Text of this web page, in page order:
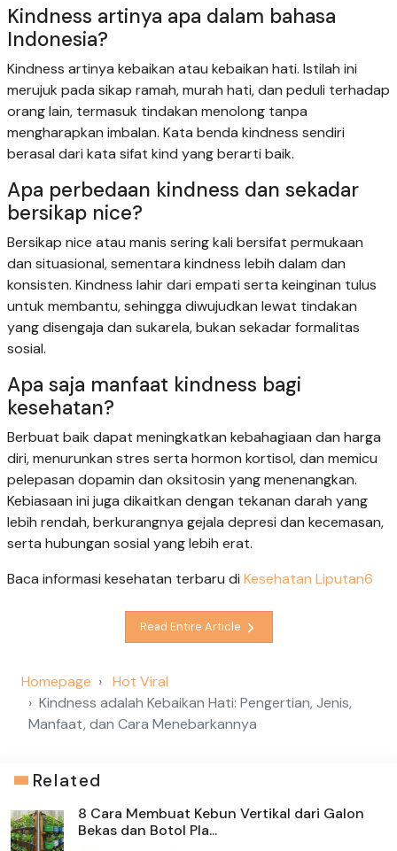
Kindness artinya apa dalam bahasa
Indonesia?
Kindness artinya kebaikan atau kebaikan hati. Istilah ini
merujuk pada sikap ramah, murah hati, dan peduli terhadap
orang lain, termasuk tindakan menolong tanpa
mengharapkan imbalan. Kata benda kindness sendiri
berasal dari kata sifat kind yang berarti baik.
Apa perbedaan kindness dan sekadar
bersikap nice?
Bersikap nice atau manis sering kali bersifat permukaan
dan situasional, sementara kindness lebih dalam dan
konsisten. Kindness lahir dari empati serta keinginan tulus
untuk membantu, sehingga diwujudkan lewat tindakan
yang disengaja dan sukarela, bukan sekadar formalitas
sosial.
Apa saja manfaat kindness bagi
kesehatan?
Berbuat baik dapat meningkatkan kebahagiaan dan harga
diri, menurunkan stres serta hormon kortisol, dan memicu
pelepasan dopamin dan oksitosin yang menenangkan.
Kebiasaan ini juga dikaitkan dengan tekanan darah yang
lebih rendah, berkurangnya gejala depresi dan kecemasan,
serta hubungan sosial yang lebih erat.
Baca informasi kesehatan terbaru di Kesehatan Liputan6
Read Entire Article
Homepage
Hot Viral
Kindness adalah Kebaikan Hati: Pengertian, Jenis,
Manfaat, dan Cara Menebarkannya
Related
8 Cara Membuat Kebun Vertikal dari Galon
Bekas dan Botol Pla...